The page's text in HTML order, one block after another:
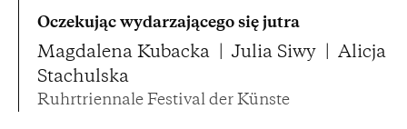
Oczekując wydarzającego się jutra
Magdalena Kubacka Julia Siwy
Alicja
Stachulska
Ruhrtriennale Festival der Künste